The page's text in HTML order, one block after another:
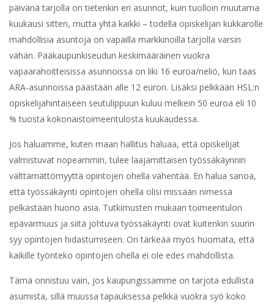
päivänä tarjolla on tietenkin eri asunnot, kuin tuolloin muutama
kuukausi sitten, mutta yhtä kaikki – todella opiskelijan kukkarolle
mahdollisia asuntoja on vapailla markkinoilla tarjolla varsin
vähän. Pääkaupunkiseudun keskimääräinen vuokra
vapaarahoitteisissa asunnoissa on liki 16 euroa/neliö, kun taas
ARA-asunnoissa päästään alle 12 euron. Lisäksi pelkkään HSL:n
opiskelijahintaiseen seutulippuun kuluu melkein 50 euroa eli 10
% tuosta kokonaistoimeentulosta kuukaudessa.
Jos haluamme, kuten maan hallitus haluaa, että opiskelijat
valmistuvat nopeammin, tulee laajamittaisen työssäkäynnin
välttämättömyyttä opintojen ohella vähentää. En halua sanoa,
että työssäkäynti opintojen ohella olisi missään nimessä
pelkästään huono asia. Tutkimusten mukaan toimeentulon
epävarmuus ja siitä johtuva työssäkäynti ovat kuitenkin suurin
syy opintojen hidastumiseen. On tärkeää myös huomata, että
kaikille työnteko opintojen ohella ei ole edes mahdollista.
Tämä onnistuu vain, jos kaupungissamme on tarjota edullista
asumista, sillä muussa tapauksessa pelkkä vuokra syö koko